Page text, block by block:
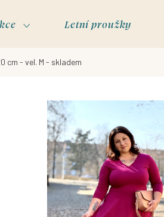
Letní proužky
cm - vel. M - skladem